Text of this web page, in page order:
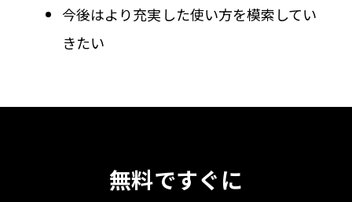
今後はより充実した使い方を模索してい
きたい
無料ですぐに